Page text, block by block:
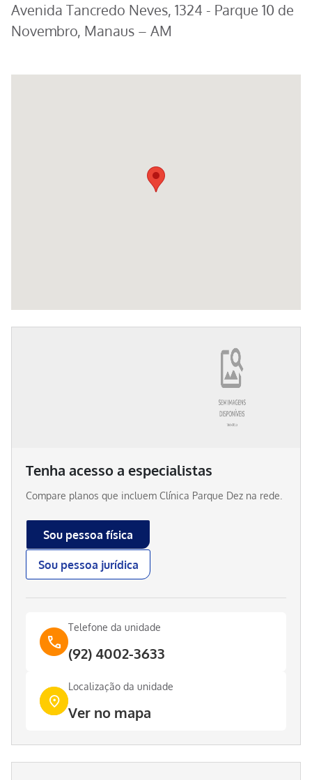
Avenida Tancredo Neves, 1324 - Parque 10 de
Novembro, Manaus – AM
Tenha acesso a especialistas
Compare planos que incluem Clínica Parque Dez na rede.
Sou pessoa física
Sou pessoa jurídica
Telefone da unidade
(92) 4002-3633
Localização da unidade
Ver no mapa